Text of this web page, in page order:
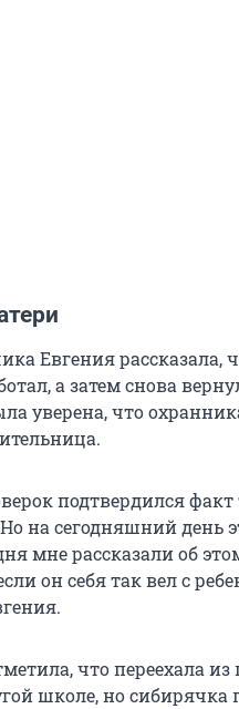
Евгения рассказала,
а затем снова
уверена, что
подтвердился
на сегодняшний день
мне рассказали об
он себя так вел с
что переехала из
школе, но сибирячка